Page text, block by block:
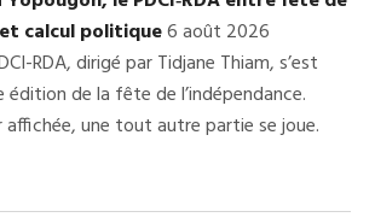
calcul politique6 août 2026
RDA, dirigé par Tidjane Thiam, s’est
de la fête de l’indépendance.
affichée, une tout autre partie se joue.